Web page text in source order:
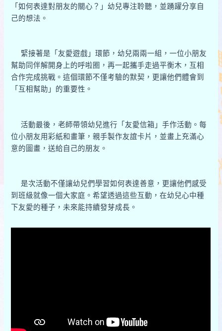
「如何表達對朋友的關心？」幼兒專注聆聽，並踴躍分享自
己的想法。
緊接著是「友愛遊戲」環節，幼兒兩兩一組，一位小朋友
幫助同伴解開身上的呼啦圈，再一起攜手走過平衡木，互相
合作完成挑戰。這個環節不僅考驗的默契，更讓他們體會到
「互相幫助」的重要性。
活動最後，老師帶領幼兒進行「友愛信箱」手作活動。每
位小朋友用彩紙和畫筆，親手製作友誼卡片，並畫上充滿心
意的圖畫，送給自己的朋友。
是次活動不僅讓幼兒們學習如何表達善意，更讓他們感受
到班級就像一個大家庭。希望透過這些互動，在幼兒心中種
下友愛的種子，未來能持續發芽成長。